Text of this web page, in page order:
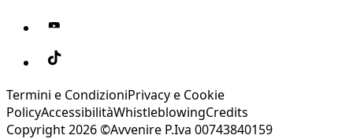
Termini e CondizioniPrivacy e Cookie
PolicyAccessibilitàWhistleblowingCredits
Copyright 2026 ©Avvenire P.Iva 00743840159